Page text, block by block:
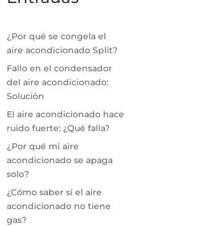
¿Por qué se congela el
aire acondicionado Split?
Fallo en el condensador
del aire acondicionado:
Solución
El aire acondicionado hace
ruido fuerte: ¿Qué falla?
¿Por qué mi aire
acondicionado se apaga
solo?
¿Cómo saber si el aire
acondicionado no tiene
gas?